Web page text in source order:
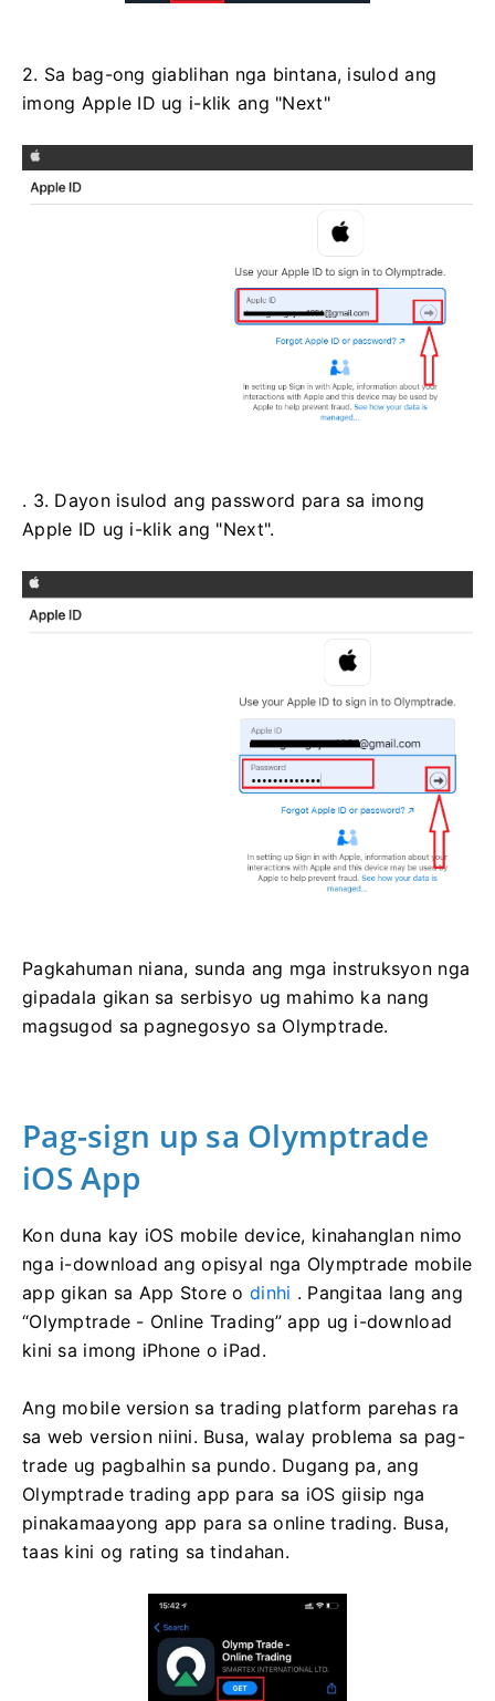
2. Sa bag-ong giablihan nga bintana, isulod ang
imong Apple ID ug i-klik ang "Next"
. 3. Dayon isulod ang password para sa imong
Apple ID ug i-klik ang "Next".
Pagkahuman niana, sunda ang mga instruksyon nga
gipadala gikan sa serbisyo ug mahimo ka nang
magsugod sa pagnegosyo sa Olymptrade.
Pag-sign up sa Olymptrade
iOS App
Kon duna kay iOS mobile device, kinahanglan nimo
nga i-download ang opisyal nga Olymptrade mobile
app gikan sa App Store o dinhi . Pangitaa lang ang
“Olymptrade - Online Trading” app ug i-download
kini sa imong iPhone o iPad.
Ang mobile version sa trading platform parehas ra
sa web version niini. Busa, walay problema sa pag-
trade ug pagbalhin sa pundo. Dugang pa, ang
Olymptrade trading app para sa iOS giisip nga
pinakamaayong app para sa online trading. Busa,
taas kini og rating sa tindahan.